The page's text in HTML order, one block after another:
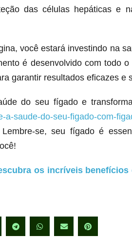
das células hepáticas e
você estará investindo na
é desenvolvido com todo
garantir resultados eficazes e
do seu fígado e
a-saude-do-seu-figado-com-
se, seu fígado é
os incríveis benefícios
Melt